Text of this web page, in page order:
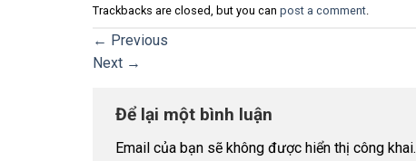
Trackbacks are closed, but you can post a comment
← Previous
Next →
Để lại một bình luận
Email của bạn sẽ không được hiển thị công khai.